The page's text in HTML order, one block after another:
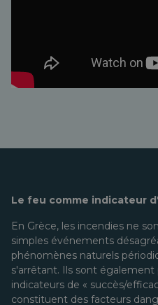
Le feu comme indicateur
En Grèce, les incendies ne
simples événements
phénomènes naturels
s'arrêtant. Ils sont
indicateurs de « succès/
constituent des facteurs